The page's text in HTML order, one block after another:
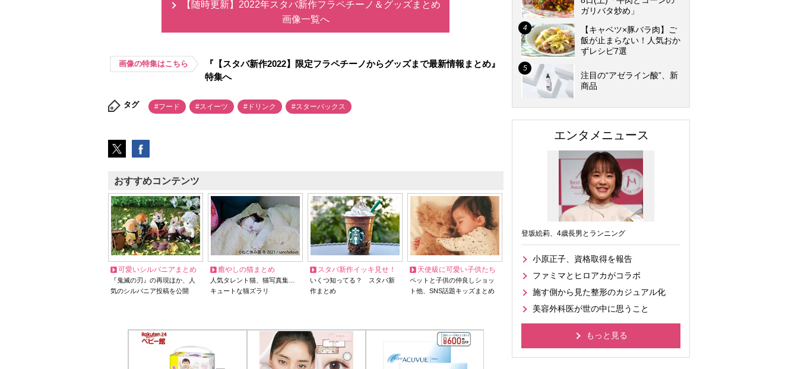
【随時更新】2022年スタバ新作フラペチーノ＆グッズまとめ
画像一覧へ
画像の特集はこちら
『【スタバ新作2022】限定フラペチーノからグッズまで最新情報まとめ』
特集へ
タグ #フード #スイーツ #ドリンク #スターバックス
おすすめコンテンツ
可愛いシルバニアまとめ
『鬼滅の刃』の再現ほか、人
気のシルバニア投稿を公開
癒やしの猫まとめ
人気タレント猫、猫写真集…
キュートな猫ズラリ
スタバ新作イッキ見せ！
いくつ知ってる？ スタバ新
作まとめ
天使級に可愛い子供たち
ペットと子供の仲良しショッ
ト他、SNS話題キッズまとめ
ガリバタ炒め」
【キャベツ×豚バラ肉】ご
飯が止まらない！人気おか
ずレシピ7選
注目の“アゼライン酸”、新
商品
エンタメニュース
登坂絵莉、4歳長男とランニング
小原正子、資格取得を報告
ファミマとヒロアカがコラボ
施す側から見た整形のカジュアル化
美容外科医が世の中に思うこと
もっと見る